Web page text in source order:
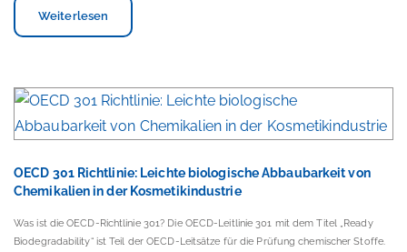
Weiterlesen
OECD 301 Richtlinie: Leichte biologische Abbaubarkeit von
Chemikalien in der Kosmetikindustrie
Was ist die OECD-Richtlinie 301? Die OECD-Leitlinie 301 mit dem Titel „Ready
Biodegradability“ ist Teil der OECD-Leitsätze für die Prüfung chemischer Stoffe.